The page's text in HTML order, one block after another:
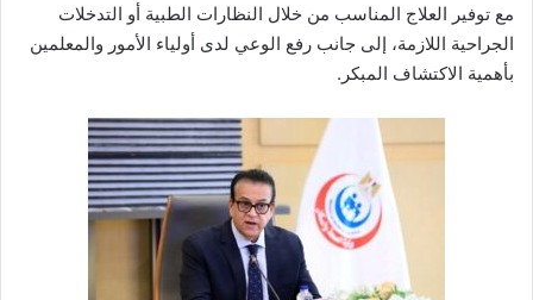
مع توفير العلاج المناسب من خلال النظارات الطبية أو التدخلات
الجراحية اللازمة، إلى جانب رفع الوعي لدى أولياء الأمور والمعلمين
بأهمية الاكتشاف المبكر.